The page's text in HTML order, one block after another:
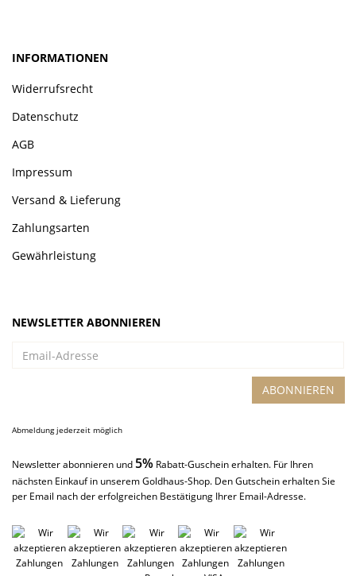
INFORMATIONEN
Widerrufsrecht
Datenschutz
AGB
Impressum
Versand & Lieferung
Zahlungsarten
Gewährleistung
NEWSLETTER ABONNIEREN
Adresse
ABONNIEREN
Abmeldung jederzeit möglich
Newsletter abonnieren und 5% Rabatt-Guschein erhalten. Für Ihren
nächsten Einkauf in unserem Goldhaus-Shop. Den Gutschein erhalten Sie
per Email nach der erfolgreichen Bestätigung Ihrer Email-Adresse.